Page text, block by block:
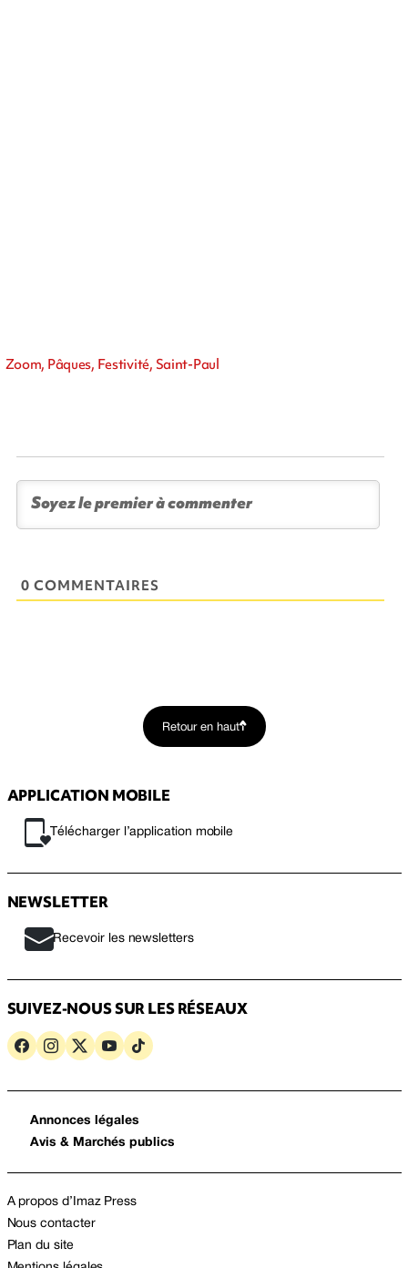
Zoom, Pâques, Festivité, Saint-Paul
0 COMMENTAIRES
Retour en haut
APPLICATION MOBILE
Télécharger l’application mobile
NEWSLETTER
Recevoir les newsletters
SUIVEZ-NOUS SUR LES RÉSEAUX
Annonces légales
Avis & Marchés publics
A propos d’Imaz Press
Nous contacter
Plan du site